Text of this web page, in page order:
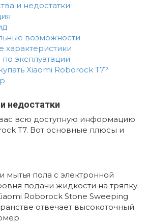
и недостатки
возможности
характеристики
эксплуатации
Xiaomi Roborock T7?
недостатки
всю доступную информацию
T7. Вот основные плюсы и
мытья пола с электронной
подачи жидкости на тряпку.
Roborock Stone Sweeping
отвечает высокоточный